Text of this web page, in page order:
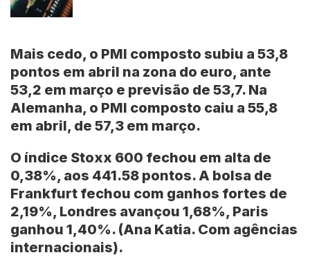
Mais cedo, o PMI composto subiu a 53,8
pontos em abril na zona do euro, ante
53,2 em março e previsão de 53,7. Na
Alemanha, o PMI composto caiu a 55,8
em abril, de 57,3 em março.
O índice Stoxx 600 fechou em alta de
0,38%, aos 441.58 pontos. A bolsa de
Frankfurt fechou com ganhos fortes de
2,19%, Londres avançou 1,68%, Paris
ganhou 1,40%. (Ana Katia. Com agências
internacionais).